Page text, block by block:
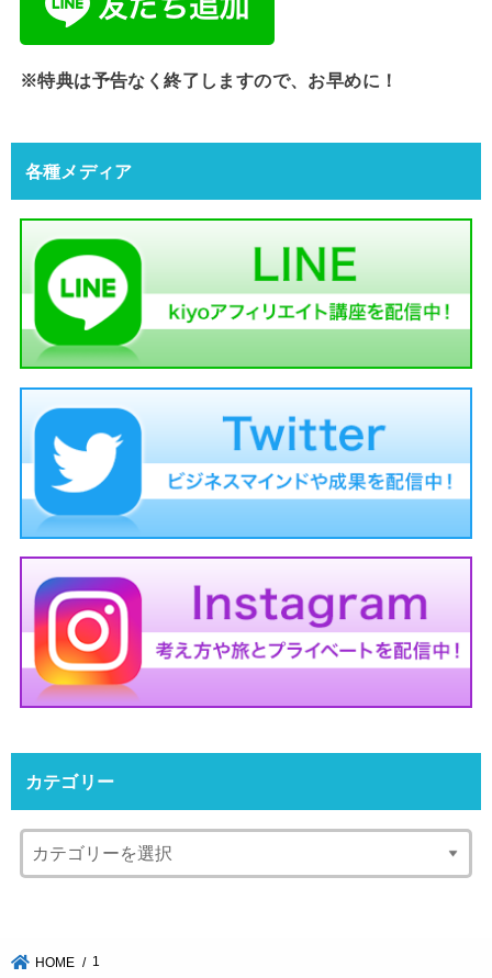
※特典は予告なく終了しますので、お早めに！
各種メディア
カテゴリー
HOME 1